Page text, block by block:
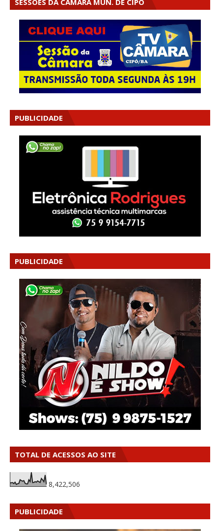
SESSÕES DA CÂMARA MUN. DE CIPÓ
PUBLICIDADE
PUBLICIDADE
TOTAL DE ACESSOS AO SITE
8,422,506
PUBLICIDADE